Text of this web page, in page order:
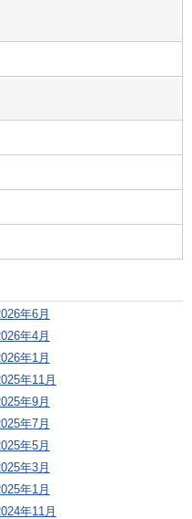
年6月
年4月
年1月
年11月
年9月
年7月
年5月
年3月
年1月
年11月